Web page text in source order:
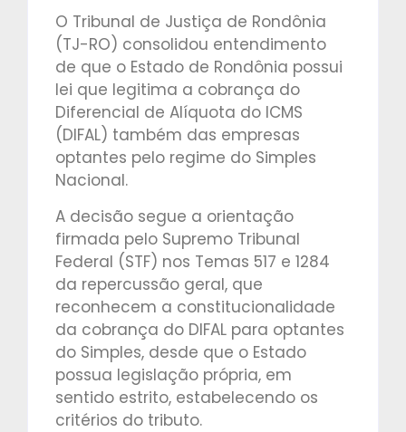
O Tribunal de Justiça de Rondônia
(TJ-RO) consolidou entendimento
de que o Estado de Rondônia possui
lei que legitima a cobrança do
Diferencial de Alíquota do ICMS
(DIFAL) também das empresas
optantes pelo regime do Simples
Nacional.
A decisão segue a orientação
firmada pelo Supremo Tribunal
Federal (STF) nos Temas 517 e 1284
da repercussão geral, que
reconhecem a constitucionalidade
da cobrança do DIFAL para optantes
do Simples, desde que o Estado
possua legislação própria, em
sentido estrito, estabelecendo os
critérios do tributo.